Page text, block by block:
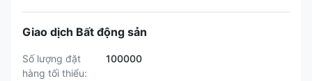
Giao dịch Bất động sản
Số lượng đặt
hàng tối thiểu:
100000